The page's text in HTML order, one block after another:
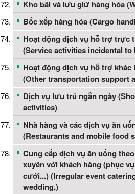
Kho bãi và lưu giữ hàng hóa
Bốc xếp hàng hóa (Cargo
Hoạt động dịch vụ hỗ trợ trực
(Service activities incidental
Hoạt động dịch vụ hỗ trợ khác
(Other transportation support
Dịch vụ lưu trú ngắn ngày
activities)
Nhà hàng và các dịch vụ ăn
(Restaurants and mobile food
Cung cấp dịch vụ ăn uống
xuyên với khách hàng (phục
cưới...) (Irregular event
wedding,)